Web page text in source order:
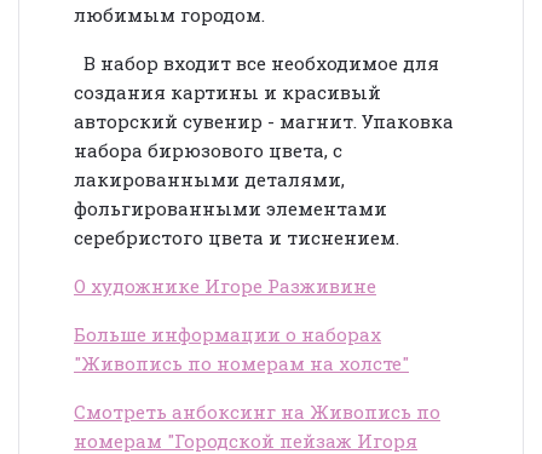
любимым городом.
В набор входит все необходимое для
создания картины и красивый
авторский сувенир - магнит. Упаковка
набора бирюзового цвета, с
лакированными деталями,
фольгированными элементами
серебристого цвета и тиснением.
О художнике Игоре Разживине
Больше информации о наборах
"Живопись по номерам на холсте"
Смотреть анбоксинг на Живопись по
номерам "Городской пейзаж Игоря